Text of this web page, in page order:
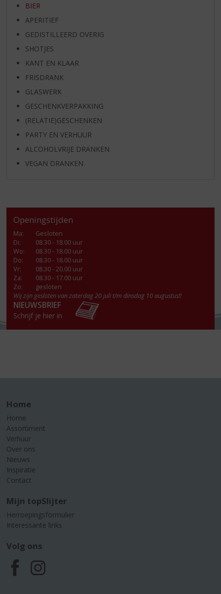
BIER
APERITIEF
GEDISTILLEERD OVERIG
SHOTJES
KANT EN KLAAR
FRISDRANK
GLASWERK
GESCHENKVERPAKKING
(RELATIE)GESCHENKEN
PARTY EN VERHUUR
ALCOHOLVRIJE DRANKEN
VEGAN DRANKEN
Openingstijden
Ma:
Gesloten
Di:
08.30 - 18.00 uur
Wo:
08.30 - 18.00 uur
Do:
08.30 - 18.00 uur
Vr:
08.30 - 20.00 uur
Za:
08.30 - 17.00 uur
Zo:
gesloten
Wij zijn gesloten van zaterdag 20 juli t/m dinsdag 10 augustus!!
NIEUWSBRIEF
Schrijf je hier in
Home
Home
Assortiment
Verhuur
Over ons
Nieuws
Inspiratie
Contact
Mijn topSlijter
Herroepingsformulier
Interessante links
Volg ons
F
I